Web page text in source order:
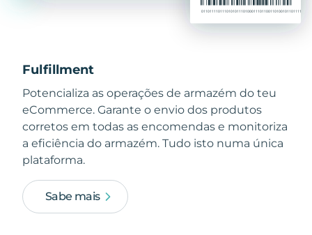
Fulfillment
Potencializa as operações de armazém do teu
eCommerce. Garante o envio dos produtos
corretos em todas as encomendas e monitoriza
a eficiência do armazém. Tudo isto numa única
plataforma.
Sabe mais